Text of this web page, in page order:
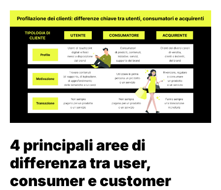
4 principali aree di
differenza tra user,
consumer e customer